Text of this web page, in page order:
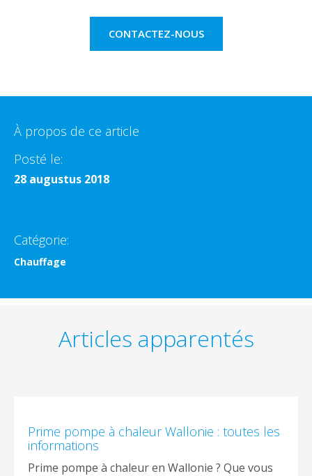
CONTACTEZ-NOUS
À propos de ce article
Posté le:
28 augustus 2018
Catégorie:
Chauffage
Articles apparentés
Prime pompe à chaleur Wallonie : toutes les
informations
Prime pompe à chaleur en Wallonie ? Que vous